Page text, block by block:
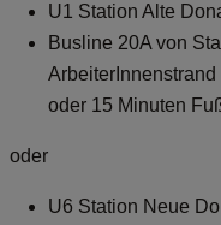
U1 Station Alte
Busline 20A von
oder 15 Minuten
oder
U6 Station Neue